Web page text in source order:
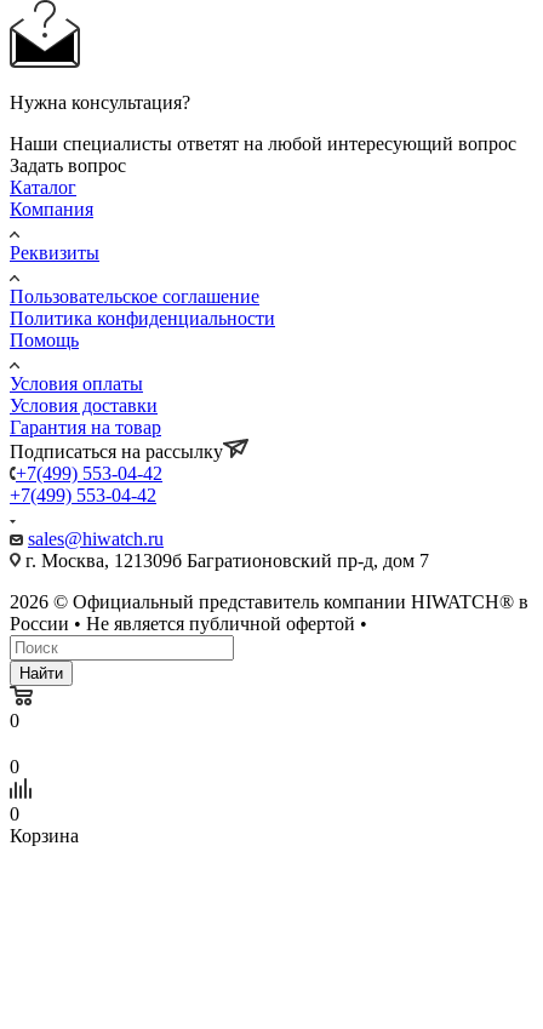
Нужна консультация?
Наши специалисты ответят на любой интересующий вопрос
Задать вопрос
Каталог
Компания
Реквизиты
Пользовательское соглашение
Политика конфиденциальности
Помощь
Условия оплаты
Условия доставки
Гарантия на товар
Подписаться на рассылку
+7(499) 553-04-42
+7(499) 553-04-42
sales@hiwatch.ru
г. Москва, 121309б Багратионовский пр-д, дом 7
2026 © Официальный представитель компании HIWATCH® в
России • Не является публичной офертой •
Найти
0
0
0
Корзина